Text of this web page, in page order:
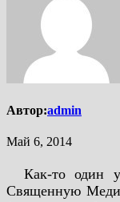
Автор:admin
Май 6, 2014
Как-то один
Священную